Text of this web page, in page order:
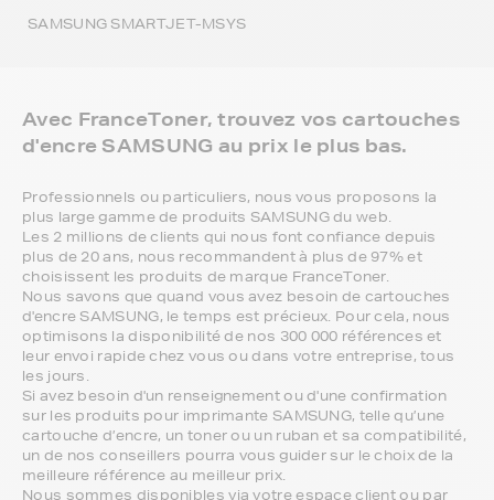
SAMSUNG SMARTJET-MSYS
Avec FranceToner, trouvez vos cartouches
d'encre SAMSUNG au prix le plus bas.
Professionnels ou particuliers, nous vous proposons la
plus large gamme de produits SAMSUNG du web.
Les 2 millions de clients qui nous font confiance depuis
plus de 20 ans, nous recommandent à plus de 97% et
choisissent les produits de marque FranceToner.
Nous savons que quand vous avez besoin de cartouches
d'encre SAMSUNG, le temps est précieux. Pour cela, nous
optimisons la disponibilité de nos 300 000 références et
leur envoi rapide chez vous ou dans votre entreprise, tous
les jours.
Si avez besoin d'un renseignement ou d'une confirmation
sur les produits pour imprimante SAMSUNG, telle qu’une
cartouche d’encre, un toner ou un ruban et sa compatibilité,
un de nos conseillers pourra vous guider sur le choix de la
meilleure référence au meilleur prix.
Nous sommes disponibles via votre espace client ou par